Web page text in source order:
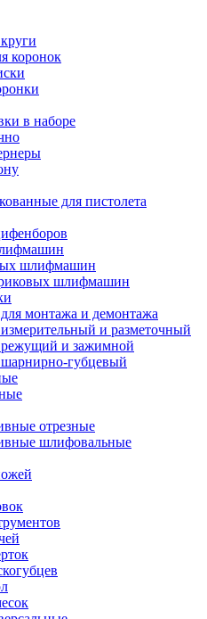
коронок
в наборе
для пистолета
шлифмашин
шлифмашин
монтажа и демонтажа
и разметочный
и зажимной
губцевый
отрезные
шлифовальные